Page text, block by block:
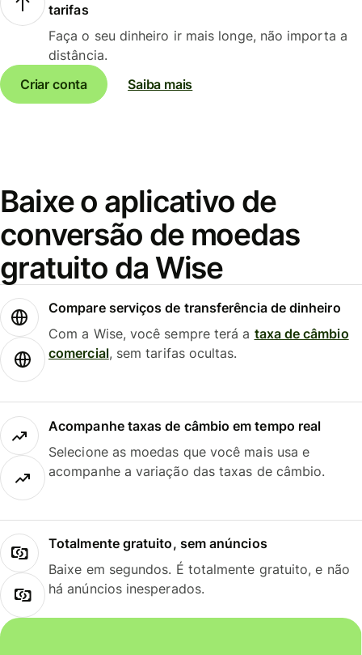
tarifas
Faça o seu dinheiro ir mais longe, não importa a
distância.
Criar conta
Saiba mais
Baixe o aplicativo de
conversão de moedas
gratuito da Wise
Compare serviços de transferência de dinheiro
Com a Wise, você sempre terá a taxa de câmbio
comercial, sem tarifas ocultas.
Acompanhe taxas de câmbio em tempo real
Selecione as moedas que você mais usa e
acompanhe a variação das taxas de câmbio.
Totalmente gratuito, sem anúncios
Baixe em segundos. É totalmente gratuito, e não
há anúncios inesperados.